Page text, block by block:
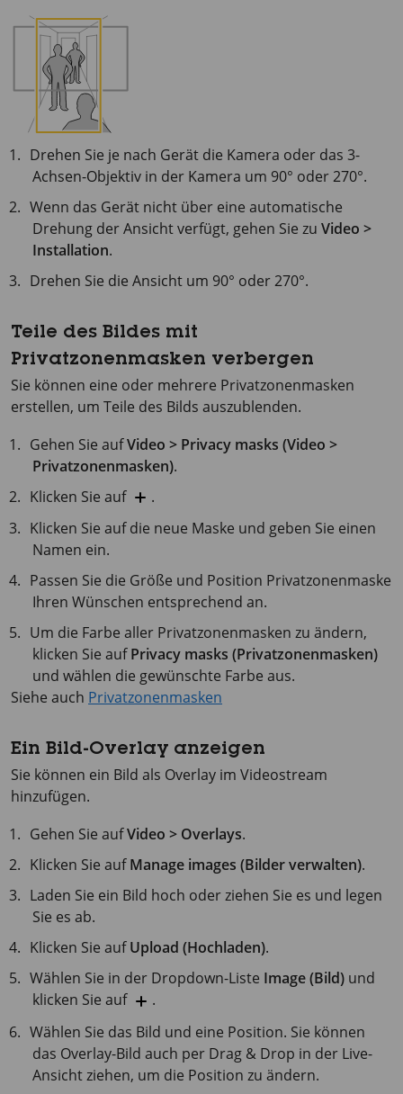
Drehen Sie je nach Gerät die Kamera oder das 3-
Achsen-Objektiv in der Kamera um 90° oder 270°.
Wenn das Gerät nicht über eine automatische
Drehung der Ansicht verfügt, gehen Sie zu Video >
Installation.
Drehen Sie die Ansicht um 90° oder 270°.
Teile des Bildes mit
Privatzonenmasken verbergen
Sie können eine oder mehrere Privatzonenmasken
erstellen, um Teile des Bilds auszublenden.
Gehen Sie aufVideo > Privacy masks (Video >
Privatzonenmasken).
Klicken Sie auf
.
Klicken Sie auf die neue Maske und geben Sie einen
Namen ein.
Passen Sie die Größe und Position Privatzonenmaske
Ihren Wünschen entsprechend an.
Um die Farbe aller Privatzonenmasken zu ändern,
klicken Sie aufPrivacy masks (Privatzonenmasken)
und wählen die gewünschte Farbe aus.
Siehe auch Privatzonenmasken
Ein Bild-Overlay anzeigen
Sie können ein Bild als Overlay im Videostream
hinzufügen.
Gehen Sie aufVideo > Overlays.
Klicken Sie aufManage images (Bilder verwalten).
Laden Sie ein Bild hoch oder ziehen Sie es und legen
Sie es ab.
Klicken Sie aufUpload (Hochladen).
Wählen Sie in der Dropdown-Liste Image (Bild) und
klicken Sie auf
.
Wählen Sie das Bild und eine Position. Sie können
das Overlay-Bild auch per Drag & Drop in der Live-
Ansicht ziehen, um die Position zu ändern.